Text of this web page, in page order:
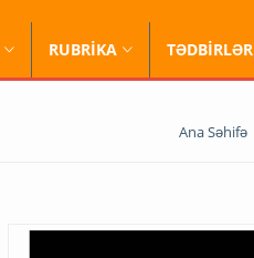
RUBRİKA TƏDBİRLƏR
Ana Səhifə